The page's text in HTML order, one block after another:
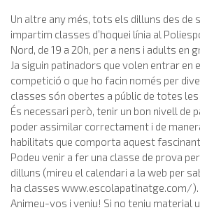
Un altre any més, tots els dilluns des de
impartim classes d’hoquei línia al
Nord, de 19 a 20h, per a nens i adults en
Ja siguin patinadors que volen entrar en
competició o que ho facin només per
classes són obertes a públic de totes
És necessari però, tenir un bon nivell de
poder assimilar correctament i de
habilitats que comporta aquest
Podeu venir a fer una classe de prova
dilluns (mireu el calendari a la web per
ha classes www.escolapatinatge.com/).
Animeu-vos i veniu! Si no teniu material